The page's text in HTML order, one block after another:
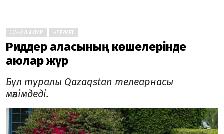
ЖАҢАЛЫҚТАР ӘЛЕУМЕТ
Риддер қаласының көшелерінде
аюлар жүр
Бұл туралы Qazaqstan телеарнасы
мәлімдеді.